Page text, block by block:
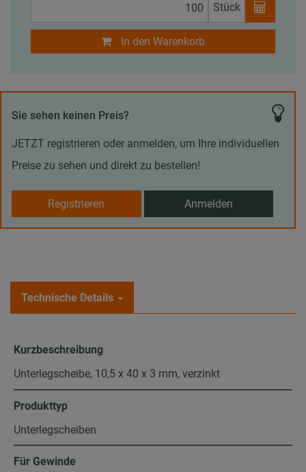
Stück
In den Warenkorb
Sie sehen keinen Preis?
JETZT registrieren oder anmelden, um Ihre individuellen
Preise zu sehen und direkt zu bestellen!
Registrieren Anmelden
Technische Details
Kurzbeschreibung
Unterlegscheibe, 10,5 x 40 x 3 mm, verzinkt
Produkttyp
Unterlegscheiben
Für Gewinde